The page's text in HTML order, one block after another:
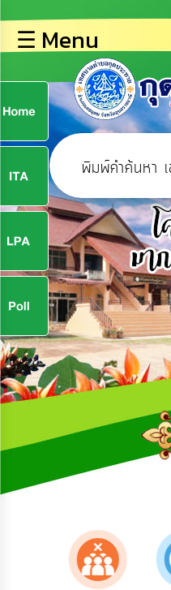
หลัก
ข้อมูล
พื้น
ฐาน
บุคลากร
ข่าว
ประชาสัมพันธ์
การ
ปฏิสัมพันธ์
ข้อมูล
รับ
ฟัง
ความ
คิด
เห็น
แผน
แผน
พัฒนา
บริหาร/
ทรัพยากร
☰ Menu